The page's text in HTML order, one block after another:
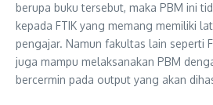
berupa buku tersebut, maka PBM ini
kepada FTIK yang memang memiliki
pengajar. Namun fakultas lain seperti
juga mampu melaksanakan PBM
bercermin pada output yang akan